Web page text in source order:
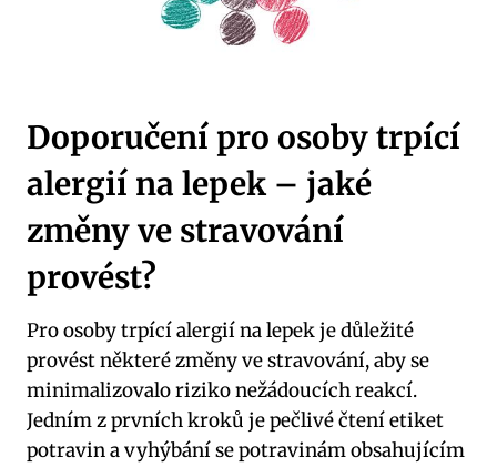
Doporučení pro osoby trpící
alergií na lepek – jaké
změny ve stravování
provést?
Pro osoby trpící alergií na lepek je důležité
provést některé změny ve stravování, aby se
minimalizovalo riziko nežádoucích reakcí.
Jedním z prvních kroků je pečlivé čtení etiket
potravin a vyhýbání se potravinám obsahujícím